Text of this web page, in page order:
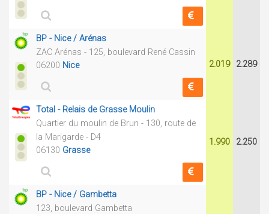
BP - Nice / Arénas
ZAC Arénas - 125, boulevard René Cassin
06200 Nice 2.019 2.289
Total - Relais de Grasse Moulin
Quartier du moulin de Brun - 130, route de
la Marigarde - D4
06130 Grasse
1.990 2.250
BP - Nice / Gambetta
123, boulevard Gambetta